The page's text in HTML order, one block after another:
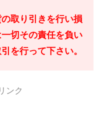
取り引きを行い損
切その責任を負い
を行って下さい。
ンク